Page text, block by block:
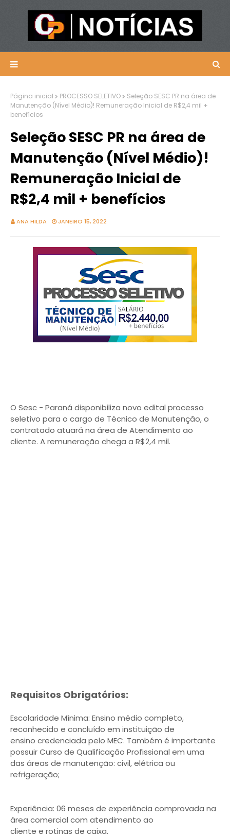
Página inicial PROCESSO SELETIVO
Seleção SESC PR na área de
Manutenção (Nível Médio)! Remuneração Inicial de R$2,4 mil +
benefícios
Seleção SESC PR na área de
Manutenção (Nível Médio)!
Remuneração Inicial de
R$2,4 mil + benefícios
ANA HILDA JANEIRO 15, 2022
O Sesc - Paraná disponibiliza novo edital processo
seletivo para o cargo de Técnico de Manutenção, o
contratado atuará na área de Atendimento ao
cliente. A remuneração chega a R$2,4 mil.
Requisitos Obrigatórios:
Escolaridade Mínima: Ensino médio completo,
reconhecido e concluído em instituição de
ensino credenciada pelo MEC. Também é importante
possuir Curso de Qualificação Profissional em uma
das áreas de manutenção: civil, elétrica ou
refrigeração;
Experiência: 06 meses de experiência comprovada na
área comercial com atendimento ao
cliente e rotinas de caixa.